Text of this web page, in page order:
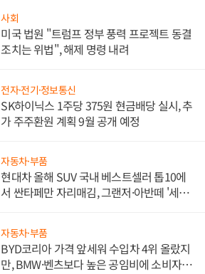
사회
미국 법원 "트럼프 정부 풍력 프로젝트 동결
조치는 위법", 해제 명령 내려
전자·전기·정보통신
SK하이닉스 1주당 375원 현금배당 실시, 추
가 주주환원 계획 9월 공개 예정
자동차·부품
현대차 올해 SUV 국내 베스트셀러 톱10에
서 싼타페만 자리매김, 그랜저·아반떼 '세단
자동차·부품
BYD코리아 가격 앞세워 수입차 4위 올랐지
만, BMW·벤츠보다 높은 공임비에 소비자